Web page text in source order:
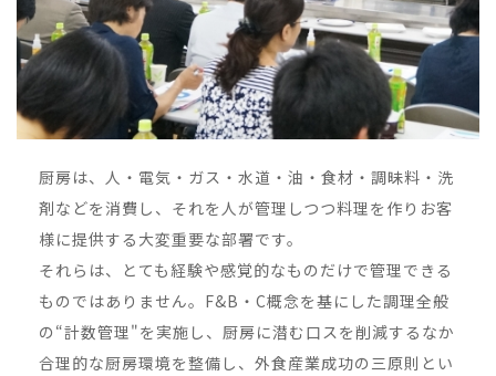
厨房は、人・電気・ガス・水道・油・食材・調昧料・洗
剤などを消費し、それを人が管理しつつ料理を作りお客
様に提供する大変重要な部署です。
それらは、とても経験や感覚的なものだけで管理できる
ものではありません。F&B・C概念を基にした調理全般
の“計数管理"を実施し、厨房に潜む口スを削減するなか
合理的な厨房環境を整備し、外食産業成功の三原則とい